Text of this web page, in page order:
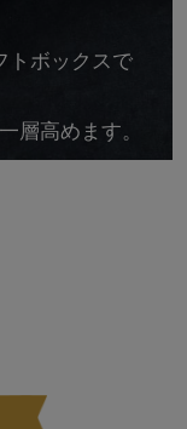
トボックスで
層高めます。